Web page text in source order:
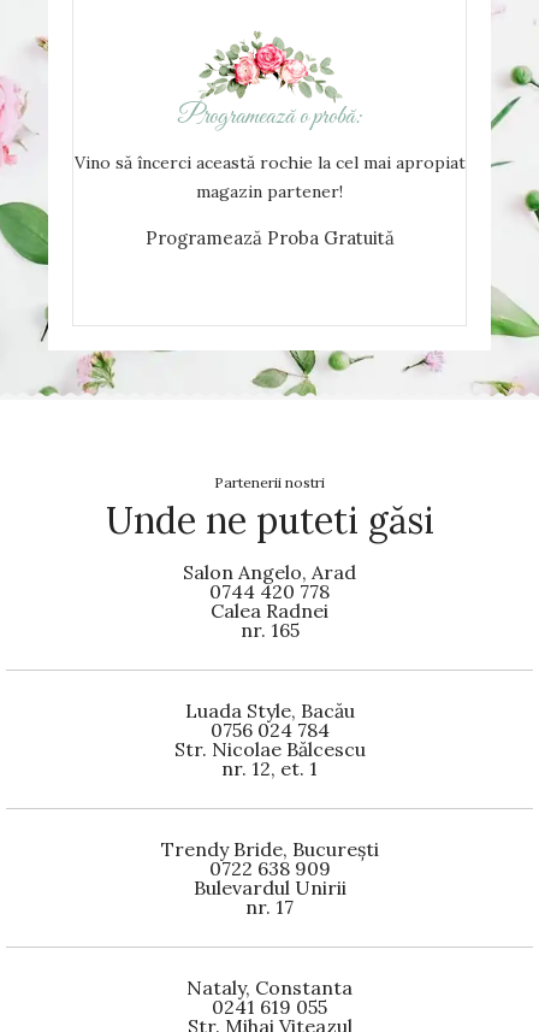
Programează o probă:
Vino să încerci această rochie la cel mai apropiat
magazin partener!
Programează Proba Gratuită
Partenerii nostri
Unde ne puteti găsi
Salon Angelo, Arad
0744 420 778
Calea Radnei
nr. 165
Luada Style, Bacău
0756 024 784
Str. Nicolae Bălcescu
nr. 12, et. 1
Trendy Bride, București
0722 638 909
Bulevardul Unirii
nr. 17
Nataly, Constanta
0241 619 055
Str. Mihai Viteazul